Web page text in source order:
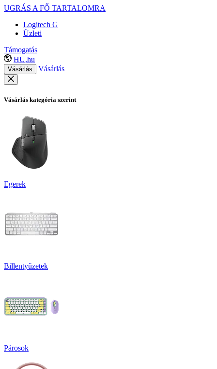
UGRÁS A FŐ TARTALOMRA
Logitech G
Üzleti
Támogatás
HU,hu
Vásárlás Vásárlás
Vásárlás kategória szerint
Egerek
Billentyűzetek
Párosok